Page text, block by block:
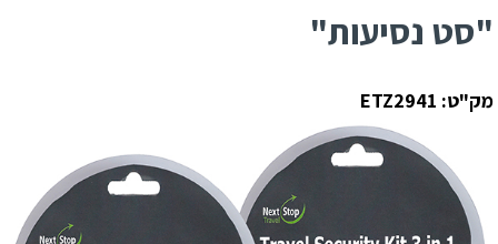
"סט נסיעות"
מק"ט: ETZ2941